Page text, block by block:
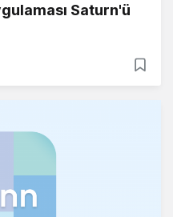
Saturn'ü